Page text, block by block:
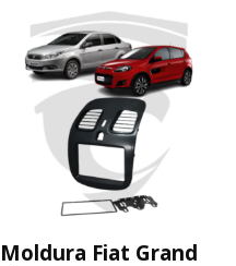
Moldura Fiat Grand